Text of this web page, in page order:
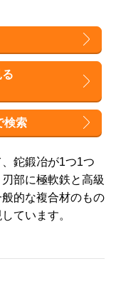
検索
鉈鍛冶が1つ1つ
部に極軟鉄と高級
的な複合材のもの
ています。